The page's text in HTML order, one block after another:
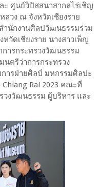
ะ ศูนย์วิปัสสนาสากลไร่เชิญ
วง ณ จังหวัดเชียงราย
ำนักงานศิลปวัฒนธรรมร่วม
วัดเชียงราย นางสาวเพ็ญ
ารกระทรวงวัฒนธรรม
ตรีว่าการกระทรวง
ารฝ่ายศิลป์ มหกรรมศิลปะ
Rai 2023 คณะที่
วงวัฒนธรรม ผู้บริหาร และ